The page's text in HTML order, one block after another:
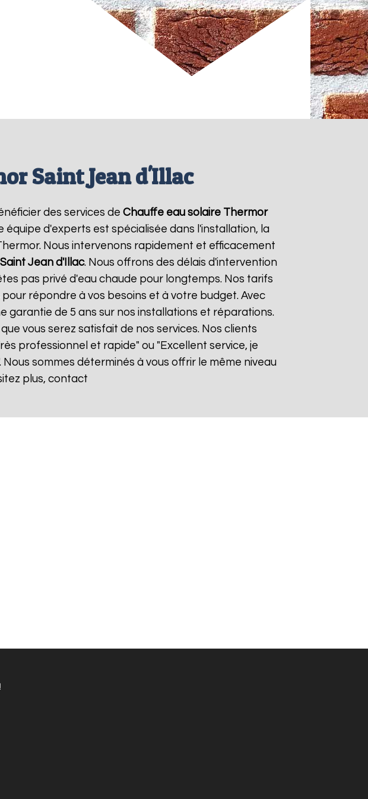
Saint Jean d'Illac
des services de Chauffe eau solaire Thermor
d'experts est spécialisée dans l'installation, la
Nous intervenons rapidement et efficacement
Saint Jean d'Illac. Nous offrons des délais d'intervention
pas privé d'eau chaude pour longtemps. Nos tarifs
répondre à vos besoins et à votre budget. Avec
garantie de 5 ans sur nos installations et réparations.
vous serez satisfait de nos services. Nos clients
professionnel et rapide" ou "Excellent service, je
Nous sommes déterminés à vous offrir le même niveau
plus, contact